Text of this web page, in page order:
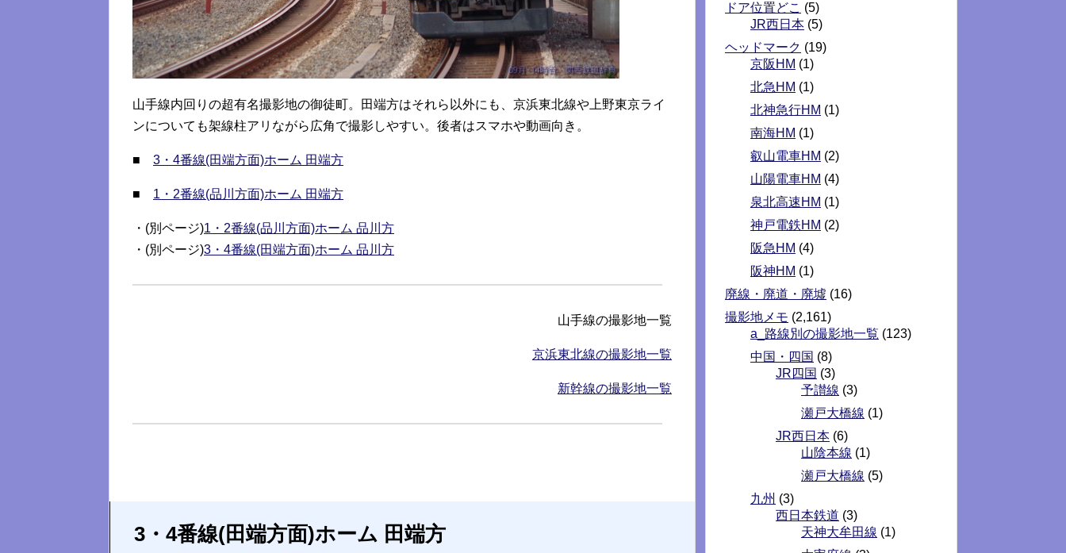
山手線内回りの超有名撮影地の御徒町。田端方はそれら以外にも、京浜東北線や上野東京ライ
ンについても架線柱アリながら広角で撮影しやすい。後者はスマホや動画向き。
■ 3・4番線(田端方面)ホーム 田端方
■ 1・2番線(品川方面)ホーム 田端方
・(別ページ)1・2番線(品川方面)ホーム 品川方
・(別ページ)3・4番線(田端方面)ホーム 品川方
山手線の撮影地一覧
京浜東北線の撮影地一覧
新幹線の撮影地一覧
3・4番線(田端方面)ホーム 田端方
ドア位置どこ (5)
JR西日本 (5)
ヘッドマーク (19)
京阪HM (1)
北急HM (1)
北神急行HM (1)
南海HM (1)
叡山電車HM (2)
山陽電車HM (4)
泉北高速HM (1)
神戸電鉄HM (2)
阪急HM (4)
阪神HM (1)
廃線・廃道・廃墟 (16)
撮影地メモ (2,161)
a_路線別の撮影地一覧 (123)
中国・四国 (8)
JR四国 (3)
予讃線 (3)
瀬戸大橋線 (1)
JR西日本 (6)
山陰本線 (1)
瀬戸大橋線 (5)
九州 (3)
西日本鉄道 (3)
天神大牟田線 (1)